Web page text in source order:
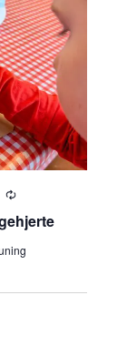
Tilbagevendende